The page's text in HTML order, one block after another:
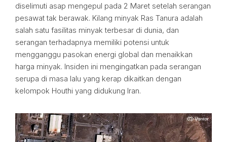
diselimuti asap mengepul pada 2 Maret setelah serangan
pesawat tak berawak. Kilang minyak Ras Tanura adalah
salah satu fasilitas minyak terbesar di dunia, dan
serangan terhadapnya memiliki potensi untuk
mengganggu pasokan energi global dan menaikkan
harga minyak. Insiden ini mengingatkan pada serangan
serupa di masa lalu yang kerap dikaitkan dengan
kelompok Houthi yang didukung Iran.